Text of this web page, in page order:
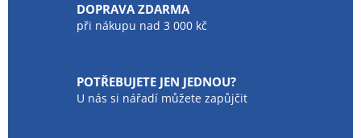
DOPRAVA ZDARMA
při nákupu nad 3 000 kč
POTŘEBUJETE JEN JEDNOU?
U nás si nářadí můžete zapůjčit